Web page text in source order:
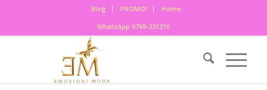
Blog PROMO!
Home
WhatsApp 0769-231310